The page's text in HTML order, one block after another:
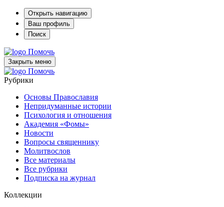
Открыть навигацию
Ваш профиль
Поиск
Помочь
Закрыть меню
Помочь
Рубрики
Основы Православия
Непридуманные истории
Психология и отношения
Академия «Фомы»
Новости
Вопросы священнику
Молитвослов
Все материалы
Все рубрики
Подписка на журнал
Коллекции